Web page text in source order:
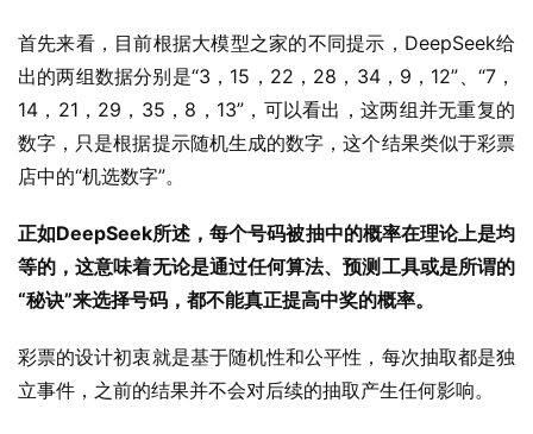
首先来看，目前根据大模型之家的不同提示，DeepSeek给
出的两组数据分别是“3，15，22，28，34，9，12”、“7，
14，21，29，35，8，13”，可以看出，这两组并无重复的
数字，只是根据提示随机生成的数字，这个结果类似于彩票
店中的“机选数字”。
正如DeepSeek所述，每个号码被抽中的概率在理论上是均
等的，这意味着无论是通过任何算法、预测工具或是所谓的
“秘诀”来选择号码，都不能真正提高中奖的概率。
彩票的设计初衷就是基于随机性和公平性，每次抽取都是独
立事件，之前的结果并不会对后续的抽取产生任何影响。